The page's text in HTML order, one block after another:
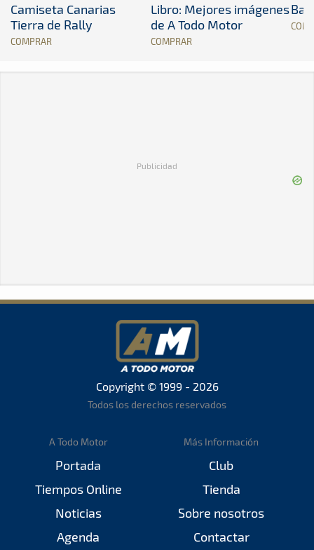
Camiseta Canarias
Tierra de Rally
COMPRAR
Libro: Mejores imágenes
de A Todo Motor
COMPRAR
Publicidad
Copyright © 1999 - 2026
Todos los derechos reservados
A Todo Motor
Portada
Tiempos Online
Noticias
Agenda
Más Información
Club
Tienda
Sobre nosotros
Contactar